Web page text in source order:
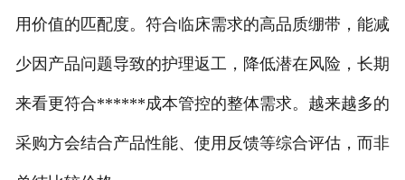
用价值的匹配度。符合临床需求的高品质绷带，能减
少因产品问题导致的护理返工，降低潜在风险，长期
来看更符合******成本管控的整体需求。越来越多的
采购方会结合产品性能、使用反馈等综合评估，而非